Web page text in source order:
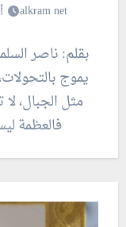
alkram net
بقلم: ناصر
يموج
مثل الجبال،
فالعظمة